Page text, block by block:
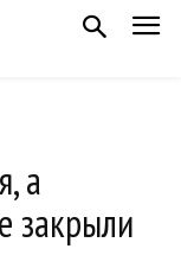
а
закрыли